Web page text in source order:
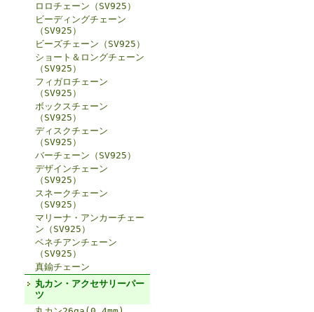
ロロチェーン（SV925）
ビーディングチェーン
（SV925）
ビーズチェーン（SV925）
ショート＆ロングチェーン
（SV925）
フィガロチェーン
（SV925）
ボックスチェーン
（SV925）
ディスクチェーン
（SV925）
バーチェーン（SV925）
デザインチェーン
（SV925）
スネークチェーン
（SV925）
マリーナ・アンカーチェー
ン（SV925）
ベネチアンチェーン
（SV925）
真鍮チェーン
丸カン・アクセサリーパー
ツ